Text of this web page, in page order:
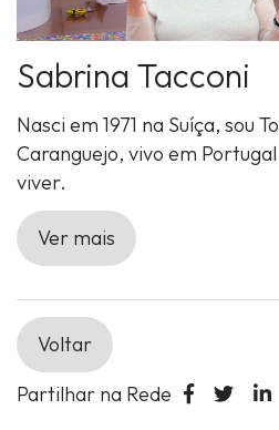
Sabrina Tacconi
Nasci em 1971 na Suíça, sou
Caranguejo, vivo em
viver.
Ver mais
Voltar
Partilhar na Rede